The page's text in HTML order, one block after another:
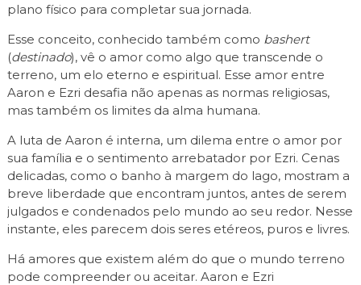
plano físico para completar sua jornada.
Esse conceito, conhecido também como bashert
(destinado), vê o amor como algo que transcende o
terreno, um elo eterno e espiritual. Esse amor entre
Aaron e Ezri desafia não apenas as normas religiosas,
mas também os limites da alma humana.
A luta de Aaron é interna, um dilema entre o amor por
sua família e o sentimento arrebatador por Ezri. Cenas
delicadas, como o banho à margem do lago, mostram a
breve liberdade que encontram juntos, antes de serem
julgados e condenados pelo mundo ao seu redor. Nesse
instante, eles parecem dois seres etéreos, puros e livres.
Há amores que existem além do que o mundo terreno
pode compreender ou aceitar. Aaron e Ezri